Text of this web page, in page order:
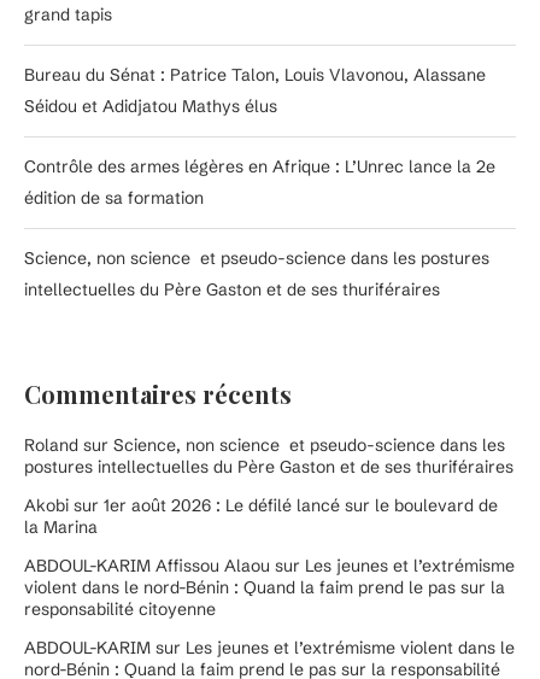
grand tapis
Bureau du Sénat : Patrice Talon, Louis Vlavonou, Alassane
Séidou et Adidjatou Mathys élus
Contrôle des armes légères en Afrique : L’Unrec lance la 2e
édition de sa formation
Science, non science et pseudo-science dans les postures
intellectuelles du Père Gaston et de ses thuriféraires
Commentaires récents
Roland sur Science, non science et pseudo-science dans les
postures intellectuelles du Père Gaston et de ses thuriféraires
Akobi sur 1er août 2026 : Le défilé lancé sur le boulevard de
la Marina
ABDOUL-KARIM Affissou Alaou sur Les jeunes et l’extrémisme
violent dans le nord-Bénin : Quand la faim prend le pas sur la
responsabilité citoyenne
ABDOUL-KARIM sur Les jeunes et l’extrémisme violent dans le
nord-Bénin : Quand la faim prend le pas sur la responsabilité